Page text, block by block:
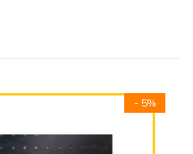
- 5%